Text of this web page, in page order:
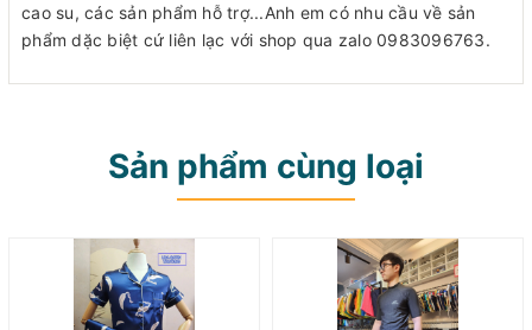
cao su, các sản phẩm hỗ trợ...Anh em có nhu cầu về sản
phẩm dặc biệt cứ liên lạc với shop qua zalo 0983096763.
Sản phẩm cùng loại